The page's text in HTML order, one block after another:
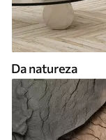
Da natureza